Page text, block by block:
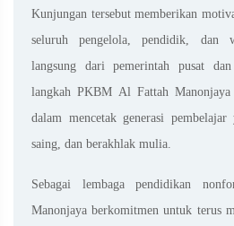
Kunjungan tersebut memberikan
seluruh pengelola, pendidik, dan
langsung dari pemerintah pusat
langkah PKBM Al Fattah
dalam mencetak generasi
saing, dan berakhlak mulia.
Sebagai lembaga pendidikan
Manonjaya berkomitmen untuk terus